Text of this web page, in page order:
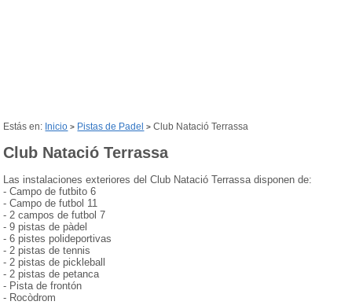
Estás en: Inicio > Pistas de Padel >Club Natació Terrassa
Club Natació Terrassa
Las instalaciones exteriores del Club Natació Terrassa disponen de:
- Campo de futbito 6
- Campo de futbol 11
- 2 campos de futbol 7
- 9 pistas de pàdel
- 6 pistes polideportivas
- 2 pistas de tennis
- 2 pistas de pickleball
- 2 pistas de petanca
- Pista de frontón
- Rocòdrom